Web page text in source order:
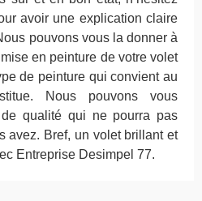
avoir une explication claire
pouvons vous la donner à
en peinture de votre volet
de peinture qui convient au
Nous pouvons vous
qualité qui ne pourra pas
avez. Bref, un volet brillant et
Entreprise Desimpel 77.